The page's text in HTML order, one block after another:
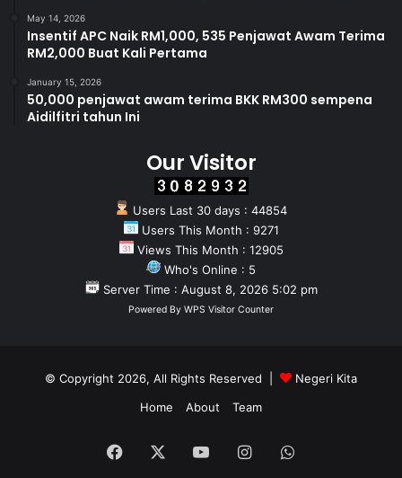
May 14, 2026
Insentif APC Naik RM1,000, 535 Penjawat Awam Terima
RM2,000 Buat Kali Pertama
January 15, 2026
50,000 penjawat awam terima BKK RM300 sempena
Aidilfitri tahun Ini
Our Visitor
Users Last 30 days : 44854
Users This Month : 9271
Views This Month : 12905
Who's Online : 5
Server Time : August 8, 2026 5:02 pm
Powered By WPS Visitor Counter
© Copyright 2026, All Rights Reserved |
Negeri Kita
Home
About Team
Facebook YouTubeInstagramWhatsApp